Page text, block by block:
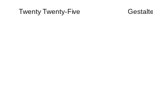
Twenty Twenty-Five